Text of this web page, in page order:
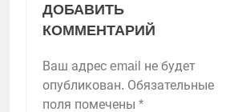
ДОБАВИТЬ
КОММЕНТАРИЙ
Ваш адрес email не будет
опубликован. Обязательные
поля помечены *